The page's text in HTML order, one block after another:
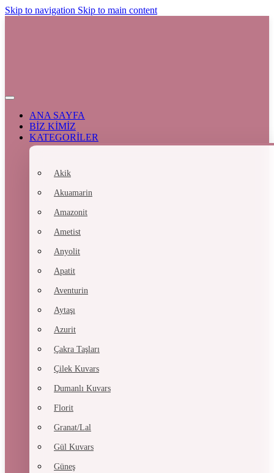
Skip to navigation Skip to main content
ANA SAYFA
BİZ KİMİZ
KATEGORİLER
Akik
Akuamarin
Amazonit
Ametist
Anyolit
Apatit
Aventurin
Aytaşı
Azurit
Çakra Taşları
Çilek Kuvars
Dumanlı Kuvars
Florit
Granat/Lal
Gül Kuvars
Güneş